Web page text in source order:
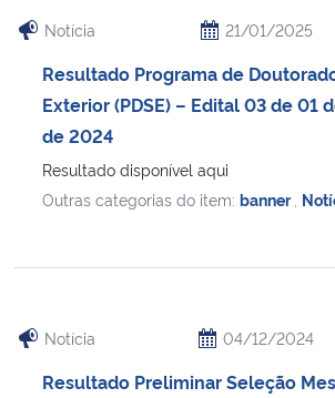
Notícia 21/01/2025
Resultado Programa de
Exterior (PDSE) – Edital 03 de 01
de 2024
Resultado disponível aqui
Outras categorias do item: banner
Notícia 04/12/2024
Resultado Preliminar Seleção